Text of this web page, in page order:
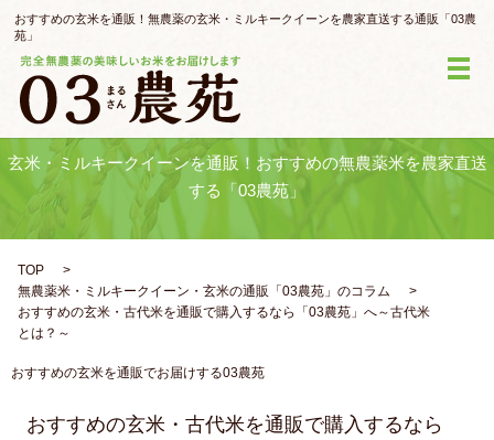
おすすめの玄米を通販！無農薬の玄米・ミルキークイーンを農家直送する通販「03農
苑」
メ
玄米・ミルキークイーンを通販！おすすめの無農薬米を農家直送
する「03農苑」
TOP
無農薬米・ミルキークイーン・玄米の通販「03農苑」のコラム
おすすめの玄米・古代米を通販で購入するなら「03農苑」へ～古代米
とは？～
おすすめの玄米を通販でお届けする03農苑
おすすめの玄米・古代米を通販で購入するなら